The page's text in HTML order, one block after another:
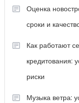
Оценка
сроки и
Как работают
кредитования:
риски
Музыка ветра: